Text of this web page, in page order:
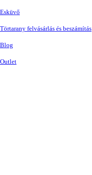
Esküvő
Törtarany felvásárlás és beszámítás
Blog
Outlet